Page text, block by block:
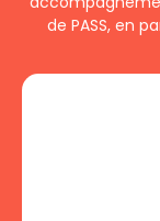
de PASS, en